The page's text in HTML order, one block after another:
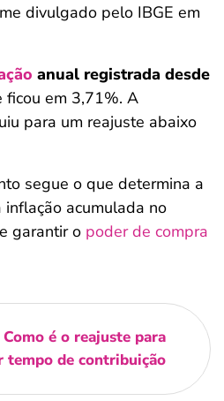
divulgado pelo IBGE em
anual registrada desde
ficou em 3,71%. A
para um reajuste abaixo
segue o que determina a
acumulada no
garantir o poder de compra
Como é o reajuste para
tempo de contribuição